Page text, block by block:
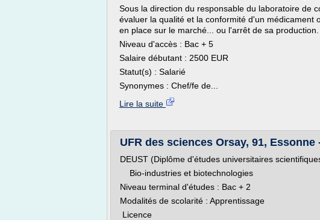
Sous la direction du responsable du laboratoire de
évaluer la qualité et la conformité d'un médicament
en place sur le marché... ou l'arrêt de sa production.
Niveau d'accès : Bac + 5
Salaire débutant : 2500 EUR
Statut(s) : Salarié
Synonymes : Chef/fe de...
Lire la suite
UFR des sciences Orsay, 91, Essonne
DEUST (Diplôme d'études universitaires
Bio-industries et biotechnologies
Niveau terminal d'études : Bac + 2
Modalités de scolarité : Apprentissage
Licence